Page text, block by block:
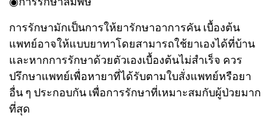
การรักษามักเป็นการให้ยารักษาอาการคัน เบื้องต้น
แพทย์อาจให้แบบยาทาโดยสามารถใช้ยาเองได้ที่บ้าน
และหากการรักษาด้วยตัวเองเบื้องต้นไม่สำเร็จ ควร
ปรึกษาแพทย์เพื่อหายาที่ได้รับตามใบสั่งแพทย์หรือยา
อื่น ๆ ประกอบกัน เพื่อการรักษาที่เหมาะสมกับผู้ป่วยมาก
ที่สุด